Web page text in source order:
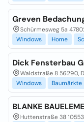
Greven
Schürmesweg 5a
Windows
Home
Dick Fensterbau
Waldstraße 8 56290,
Windows
Baumärkte
BLANKE
Huttenstraße 38